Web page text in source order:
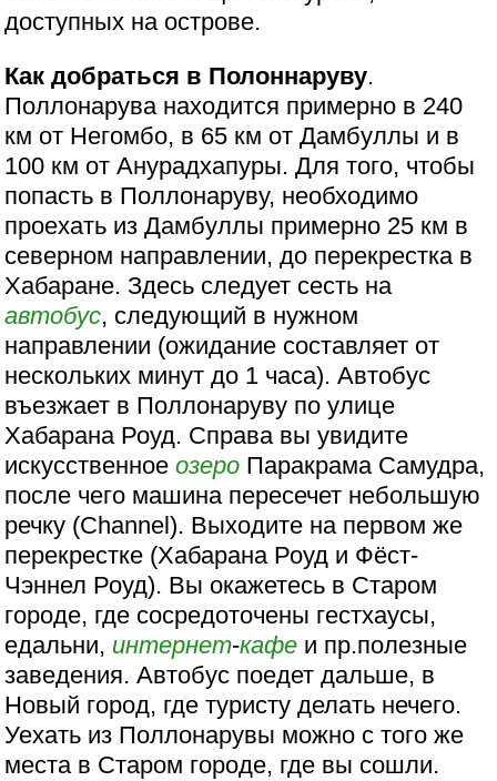
доступных на острове.
Как добраться в Полоннаруву.
Поллонарува находится примерно в 240
км от Негомбо, в 65 км от Дамбуллы и в
100 км от Анурадхапуры. Для того, чтобы
попасть в Поллонаруву, необходимо
проехать из Дамбуллы примерно 25 км в
северном направлении, до перекрестка в
Хабаране. Здесь следует сесть на
автобус, следующий в нужном
направлении (ожидание составляет от
нескольких минут до 1 часа). Автобус
въезжает в Поллонаруву по улице
Хабарана Роуд. Справа вы увидите
искусственноеозеро Паракрама Самудра,
после чего машина пересечет небольшую
речку (Channel). Выходите на первом же
перекрестке (Хабарана Роуд и Фёст-
Чэннел Роуд). Вы окажетесь в Старом
городе, где сосредоточены гестхаусы,
едальни, интернет-кафе и пр.полезные
заведения. Автобус поедет дальше, в
Новый город, где туристу делать нечего.
Уехать из Поллонарувы можно с того же
места в Старом городе, где вы сошли.